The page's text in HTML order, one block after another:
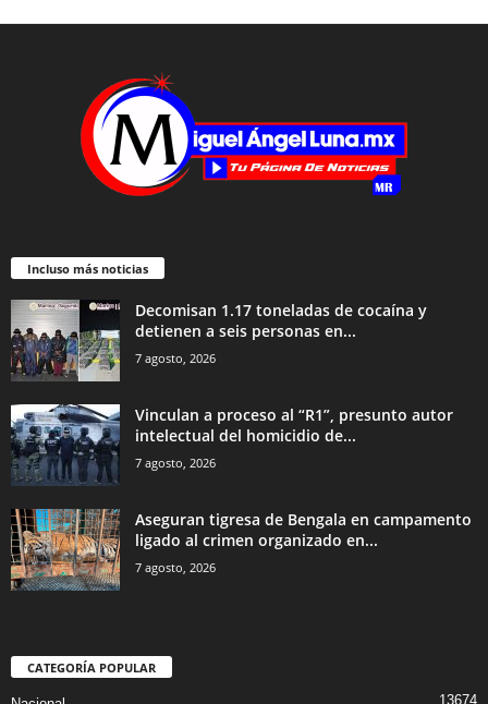
Incluso más noticias
Decomisan 1.17 toneladas de cocaína y
detienen a seis personas en...
7 agosto, 2026
Vinculan a proceso al “R1”, presunto autor
intelectual del homicidio de...
7 agosto, 2026
Aseguran tigresa de Bengala en campamento
ligado al crimen organizado en...
7 agosto, 2026
CATEGORÍA POPULAR
13674